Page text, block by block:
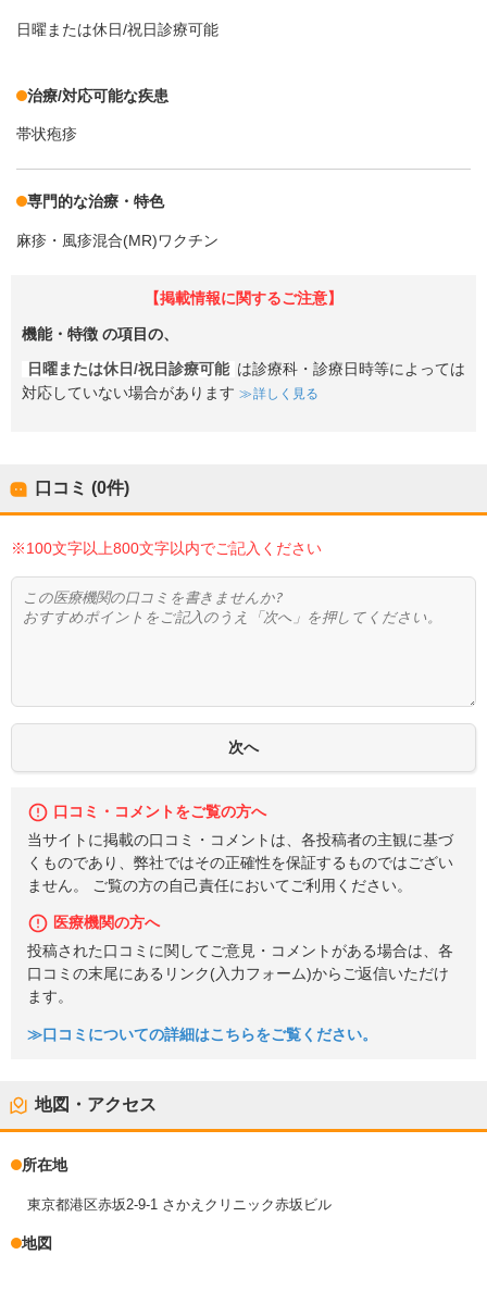
日曜または休日/祝日診療可能
治療/対応可能な疾患
帯状疱疹
専門的な治療・特色
麻疹・風疹混合(MR)ワクチン
【掲載情報に関するご注意】
機能・特徴 の項目の、
日曜または休日/祝日診療可能 は診療科・診療日時等によっては
対応していない場合があります
詳しく見る
口コミ (0件)
※100文字以上800文字以内でご記入ください
口コミ・コメントをご覧の方へ
当サイトに掲載の口コミ・コメントは、各投稿者の主観に基づ
くものであり、弊社ではその正確性を保証するものではござい
ません。 ご覧の方の自己責任においてご利用ください。
医療機関の方へ
投稿された口コミに関してご意見・コメントがある場合は、各
口コミの末尾にあるリンク(入力フォーム)からご返信いただけ
ます。
≫口コミについての詳細はこちらをご覧ください。
地図・アクセス
所在地
東京都港区赤坂2-9-1 さかえクリニック赤坂ビル
地図